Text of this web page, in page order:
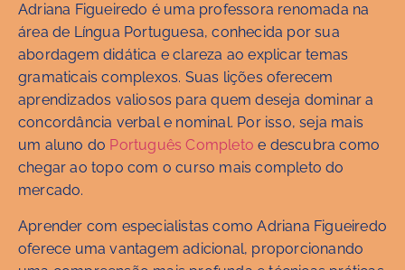
Adriana Figueiredo é uma professora renomada na
área de Língua Portuguesa, conhecida por sua
abordagem didática e clareza ao explicar temas
gramaticais complexos. Suas lições oferecem
aprendizados valiosos para quem deseja dominar a
concordância verbal e nominal. Por isso, seja mais
um aluno do Português Completo e descubra como
chegar ao topo com o curso mais completo do
mercado.
Aprender com especialistas como Adriana Figueiredo
oferece uma vantagem adicional, proporcionando